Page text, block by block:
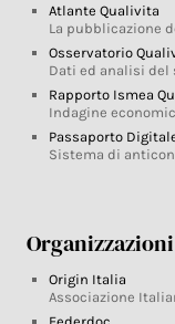
Atlante Qualivita
La pubblicazione
Osservatorio
Dati ed analisi del
Rapporto Ismea
Indagine
Passaporto
Sistema di
Origin Italia
Associazione